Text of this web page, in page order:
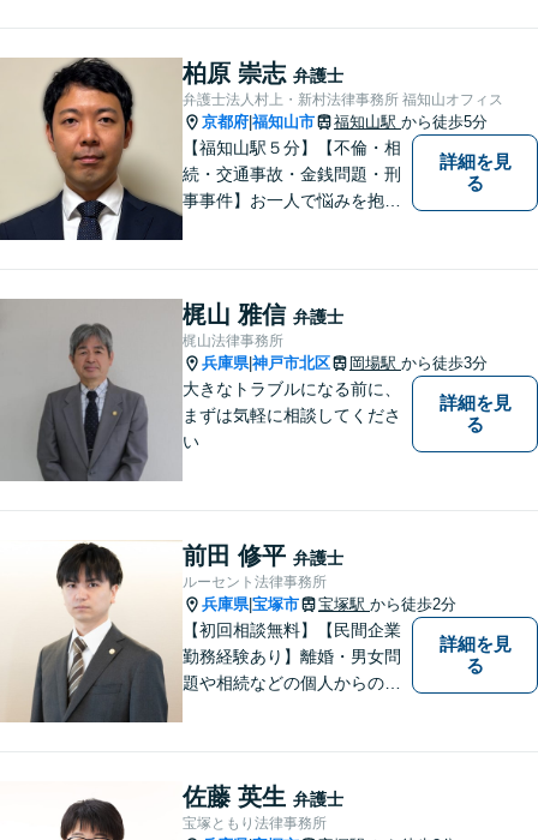
柏原 崇志 弁護士
弁護士法人村上・新村法律事務所 福知山オフィス
京都府 福知山市 福知山駅 から徒歩5分
【福知山駅５分】【不倫・相
続・交通事故・金銭問題・刑
事事件】お一人で悩みを抱え
詳細を見
る
梶山 雅信 弁護士
梶山法律事務所
兵庫県|神戸市北区 岡場駅 から徒歩3分
大きなトラブルになる前に、
まずは気軽に相談してくださ
い
詳細を見
る
前田 修平 弁護士
ルーセント法律事務所
兵庫県|宝塚市 宝塚駅 から徒歩2分
【初回相談無料】【民間企業
勤務経験あり】離婚・男女問
題や相続などの個人からのご
不安を和らげられるように丁
寧に向き合います【夜間・休
詳細を見
る
佐藤 英生 弁護士
宝塚ともり法律事務所